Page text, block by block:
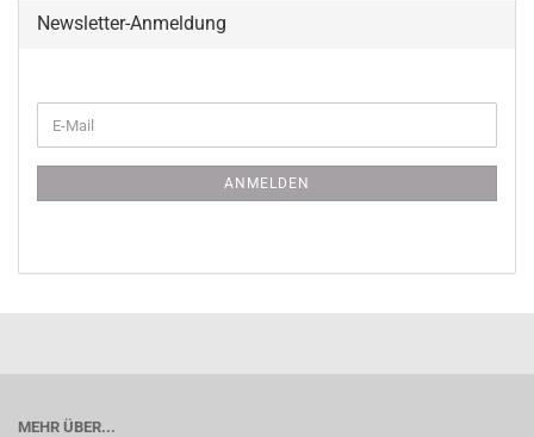
Newsletter-Anmeldung
ZUR
E-
Mail
ANMELDEN
MEHR ÜBER...